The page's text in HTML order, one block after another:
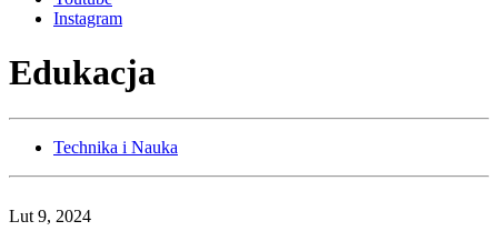
Instagram
Edukacja
Technika i Nauka
Lut 9, 2024